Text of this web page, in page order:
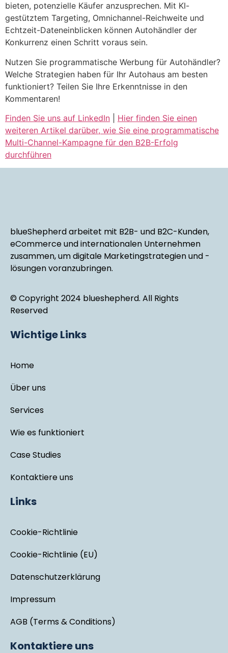
bieten, potenzielle Käufer anzusprechen. Mit KI-
gestütztem Targeting, Omnichannel-Reichweite und
Echtzeit-Dateneinblicken können Autohändler der
Konkurrenz einen Schritt voraus sein.
Nutzen Sie programmatische Werbung für Autohändler?
Welche Strategien haben für Ihr Autohaus am besten
funktioniert? Teilen Sie Ihre Erkenntnisse in den
Kommentaren!
Finden Sie uns auf LinkedIn
Hier finden Sie einen
weiteren Artikel darüber, wie Sie eine programmatische
Multi-Channel-Kampagne für den B2B-Erfolg
durchführen
blueShepherd arbeitet mit B2B- und B2C-Kunden,
eCommerce und internationalen Unternehmen
zusammen, um digitale Marketingstrategien und -
lösungen voranzubringen.
© Copyright 2024 blueshepherd. All Rights
Reserved
Wichtige Links
Home
Über uns
Services
Wie es funktioniert
Case Studies
Kontaktiere uns
Links
Cookie-Richtlinie
Cookie-Richtlinie (EU)
Datenschutzerklärung
Impressum
AGB (Terms & Conditions)
Kontaktiere uns